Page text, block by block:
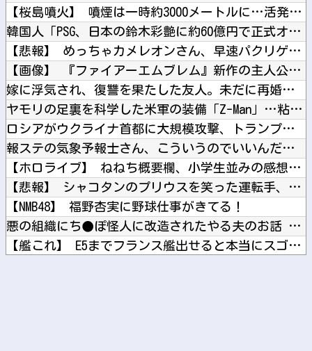
【桜島噴火】 噴煙は一時約3000メートルに…活発な噴火活動...
韓国人「PSG、日本の鈴木彩艶に約60億円で正式オファー・・...
【悲報】 めっちゃカメレオンさん、早速パクリゲーが任天堂スト...
【画像】 『ファイアーエムブレム』新作の主人公ちゃん、エ●チ...
嫁に浮気され、復讐を果たした友人。未だに再婚していない。「裏...
ヤモリの足裏を科学した米軍の装備「Z-Man」…粘着剤なしで...
ロシアがウクライナ首都に大規模攻撃、トランプ氏とゼレンスキー...
報ステの気象予報士さん、こういうのでいいんだよっていう横乳の...
【ホロライブ】 ねねち概要欄、小学生並みの感想で草
【悲報】 シャコタンのプリウスを笑った運転手、散る………
【NMB48】 福野杏実に野球仕事がきてる！
悪の組織にち●ぽ怪人に改造されたやる夫のお話 第3話
【艦これ】 E5までフランス艦出せると本当にスゴいよね